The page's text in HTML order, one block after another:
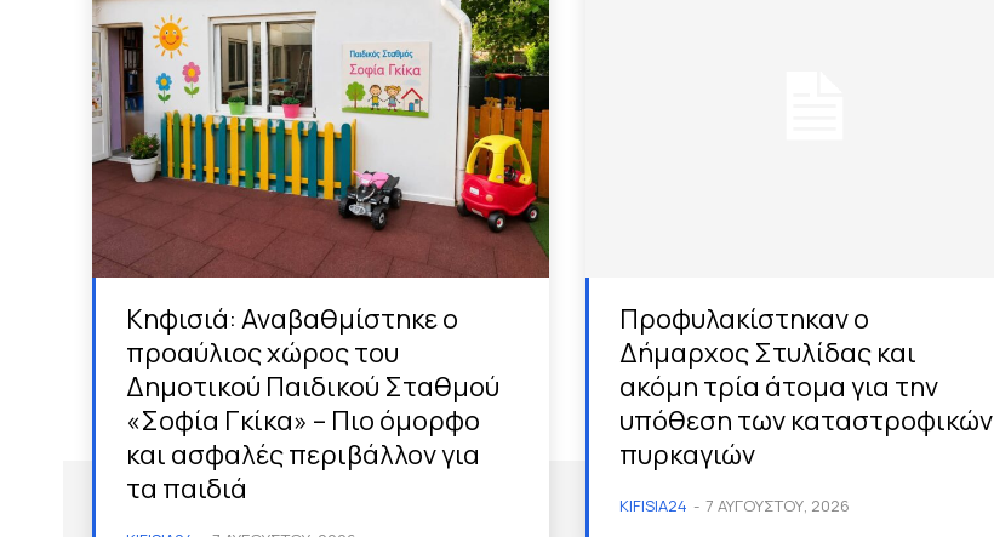
Κηφισιά: Αναβαθμίστηκε ο
προαύλιος χώρος του
Δημοτικού Παιδικού Σταθμού
«Σοφία Γκίκα» – Πιο όμορφο
και ασφαλές περιβάλλον για
τα παιδιά
Προφυλακίστηκαν ο
Δήμαρχος Στυλίδας και
ακόμη τρία άτομα για την
υπόθεση των καταστροφικών
πυρκαγιών
KIFISIA24 - 7 ΑΥΓΟΎΣΤΟΥ, 2026